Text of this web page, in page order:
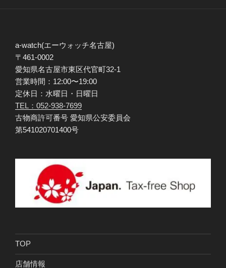
a-watch(エーウォッチ名古屋)
〒461-0002
愛知県名古屋市東区代官町32-1
営業時間：12:00〜19:00
定休日：水曜日・日曜日
TEL：052-938-7699
古物商許可番号 愛知県公安委員会
第541020701400号
TOP
店舗情報